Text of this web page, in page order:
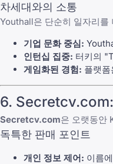
차세대와의 소통
Youthall은 단순히 일자리를
기업 문화 중심:
인턴십 집중: 터키의
게임화된 경험: 플랫
6.
Secretcv.com은 오랫동안
독특한 판매 포인트
개인 정보 제어: 이름